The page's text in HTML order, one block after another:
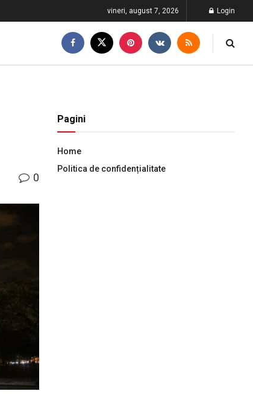
vineri, august 7, 2026 Login
0
Pagini
Home
Politica de confidențialitate